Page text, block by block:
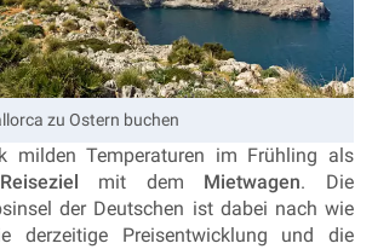
zu Ostern buchen
milden Temperaturen im Frühling als
mit dem Mietwagen. Die
der Deutschen ist dabei nach wie
derzeitige Preisentwicklung und die